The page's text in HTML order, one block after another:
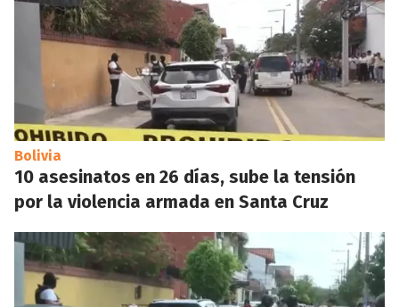
Bolivia
10 asesinatos en 26 días, sube la tensión
por la violencia armada en Santa Cruz